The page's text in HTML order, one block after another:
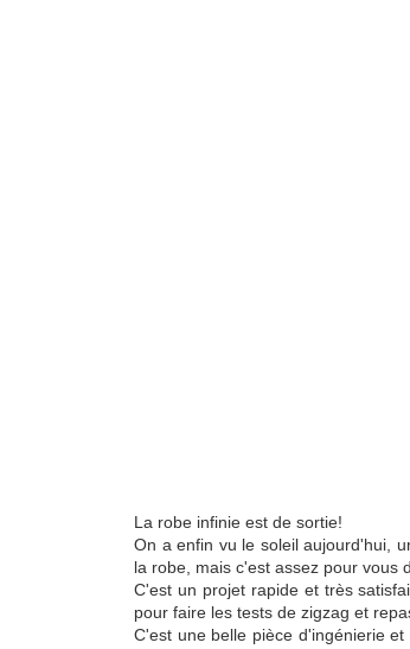
La robe infinie est de sortie!
On a enfin vu le soleil aujourd'hui,
la robe, mais c'est assez pour vous
C'est un projet rapide et très
pour faire les tests de zigzag et
C'est une belle pièce d'ingénierie